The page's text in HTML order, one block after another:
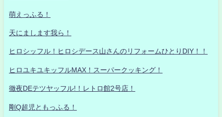
萌えっふる！
天にまします我ら！
ヒロシッフル！ヒロシデース山さんのリフォームひとりDIY！！
ヒロユキユキッフルMAX！スーパークッキング！
徹夜DEテツヤッフル!！レトロ館2号店！
剛Q超児ともっふる！